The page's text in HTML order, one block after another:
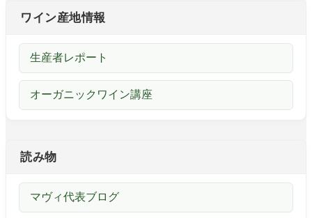
ワイン産地情報
生産者レポート
オーガニックワイン講座
読み物
マヴィ代表ブログ